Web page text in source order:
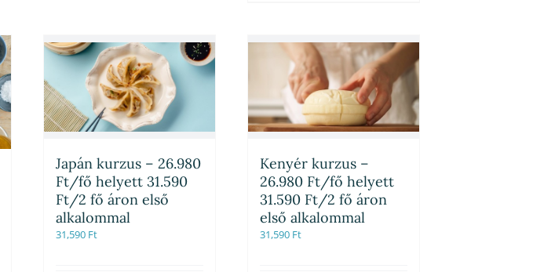
Japán kurzus – 26.980
Ft/fő helyett 31.590
Ft/2 fő áron első
alkalommal
31,590 Ft
Kenyér kurzus –
26.980 Ft/fő helyett
31.590 Ft/2 fő áron
első alkalommal
31,590 Ft